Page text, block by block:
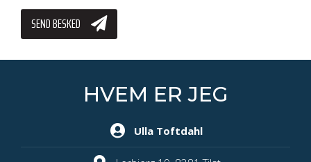
SEND BESKED
HVEM ER JEG
Ulla Toftdahl